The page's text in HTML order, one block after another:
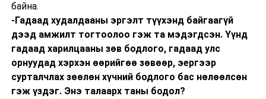
байна.
-Гадаад худалдааны эргэлт түүхэнд байгаагүй
дээд амжилт тогтоолоо гэж та мэдэгдсэн. Үүнд
гадаад харилцааны зөв бодлого, гадаад улс
орнуудад хэрхэн өөрийгөө зөвөөр, эергээр
сурталчлах зөөлөн хүчний бодлого бас нөлөөлсөн
гэж үздэг. Энэ талаарх таны бодол?